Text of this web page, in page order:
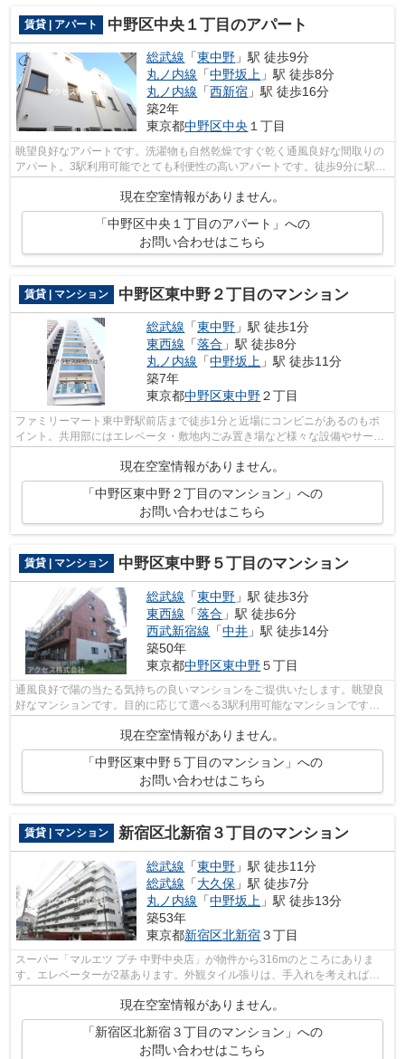
賃貸 | アパート 中野区中央１丁目のアパート
総武線 「東中野 」駅 徒歩9分
丸ノ内線 「中野坂上 」駅 徒歩8分
丸ノ内線 「西新宿 」駅 徒歩16分
築2年
東京都中野区中央 １丁目
眺望良好なアパートです。洗濯物も自然乾燥ですぐ乾く通風良好な間取りの
アパート。3駅利用可能でとても利便性の高いアパートです。徒歩9分に駅の
ある、ニーズの高い物件です。こちら...
現在空室情報がありません。
「中野区中央１丁目のアパート」への
お問い合わせはこちら
賃貸 | マンション 中野区東中野２丁目のマンション
総武線 「東中野 」駅 徒歩1分
東西線 「落合 」駅 徒歩8分
丸ノ内線 「中野坂上 」駅 徒歩11分
築7年
東京都中野区東中野２丁目
ファミリーマート東中野駅前店まで徒歩1分と近場にコンビニがあるのもポ
イント。共用部にはエレベータ・敷地内ごみ置き場など様々な設備やサービ
スが揃っているので便利です。眺望良好...
現在空室情報がありません。
「中野区東中野２丁目のマンション」への
お問い合わせはこちら
賃貸 | マンション 中野区東中野５丁目のマンション
総武線 「東中野 」駅 徒歩3分
東西線 「落合 」駅 徒歩6分
西武新宿線 「中井 」駅 徒歩14分
築50年
東京都中野区東中野５丁目
通風良好で陽の当たる気持ちの良いマンションをご提供いたします。眺望良
好なマンションです。目的に応じて選べる3駅利用可能なマンションです。
現在空室情報がありません。
「中野区東中野５丁目のマンション」への
お問い合わせはこちら
賃貸 | マンション 新宿区北新宿３丁目のマンション
総武線 「東中野 」駅 徒歩11分
総武線 「大久保 」駅 徒歩7分
丸ノ内線 「中野坂上 」駅 徒歩13分
築53年
東京都新宿区北新宿３丁目
スーパー「マルエツ プチ 中野中央店」が物件から316mのところにありま
す。エレベーターが2基あります。外観タイル張りは、手入れを考えれば決
現在空室情報がありません。
「新宿区北新宿３丁目のマンション」への
お問い合わせはこちら